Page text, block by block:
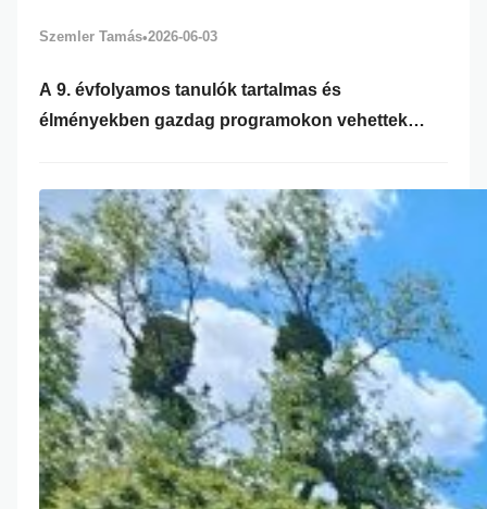
Szemler Tamás•2026-06-03
A 9. évfolyamos tanulók tartalmas és
élményekben gazdag programokon vehettek
részt Székelyné Tüske Eszter vezetésével, ahol
hasznos ismeretekkel gazdagodhattak, és
közben kellemes élményeket is szereztek. A
közösen eltöltött nap jó lehetőséget adott arra,
hogy a diákok a tanórákon tanultakat gyakorlati
formában is megtapasztalják.…